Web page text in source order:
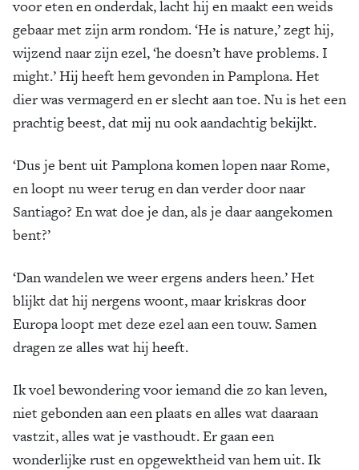
voor eten en onderdak, lacht hij en maakt een weids
gebaar met zijn arm rondom. ‘He is nature,’ zegt hij,
wijzend naar zijn ezel, ‘he doesn’t have problems. I
might.’ Hij heeft hem gevonden in Pamplona. Het
dier was vermagerd en er slecht aan toe. Nu is het een
prachtig beest, dat mij nu ook aandachtig bekijkt.
‘Dus je bent uit Pamplona komen lopen naar Rome,
en loopt nu weer terug en dan verder door naar
Santiago? En wat doe je dan, als je daar aangekomen
bent?’
‘Dan wandelen we weer ergens anders heen.’ Het
blijkt dat hij nergens woont, maar kriskras door
Europa loopt met deze ezel aan een touw. Samen
dragen ze alles wat hij heeft.
Ik voel bewondering voor iemand die zo kan leven,
niet gebonden aan een plaats en alles wat daaraan
vastzit, alles wat je vasthoudt. Er gaan een
wonderlijke rust en opgewektheid van hem uit. Ik